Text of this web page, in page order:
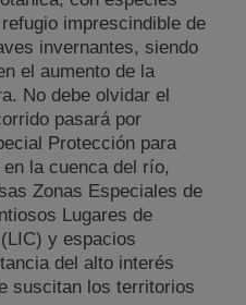
imprescindible de
invernantes, siendo
el aumento de la
No debe olvidar el
pasará por
Protección para
la cuenca del río,
Zonas Especiales de
Lugares de
y espacios
del alto interés
suscitan los territorios